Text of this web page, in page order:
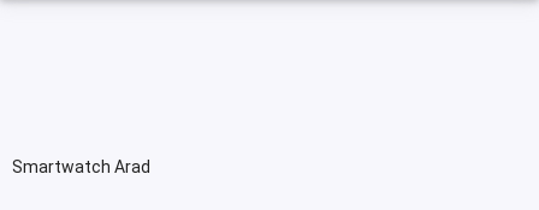
Smartwatch Arad